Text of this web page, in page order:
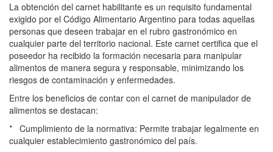
La obtención del carnet habilitante es un requisito fundamental
exigido por el Código Alimentario Argentino para todas aquellas
personas que deseen trabajar en el rubro gastronómico en
cualquier parte del territorio nacional. Este carnet certifica que el
poseedor ha recibido la formación necesaria para manipular
alimentos de manera segura y responsable, minimizando los
riesgos de contaminación y enfermedades.
Entre los beneficios de contar con el carnet de manipulador de
alimentos se destacan:
* Cumplimiento de la normativa: Permite trabajar legalmente en
cualquier establecimiento gastronómico del país.